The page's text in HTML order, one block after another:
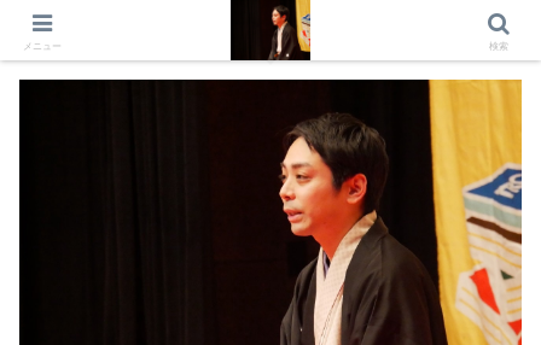
出演情報 出演依頼 日記 プロフィール
メニュー 検索